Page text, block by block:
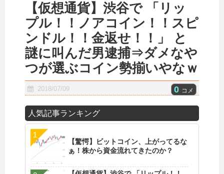
【仮想通貨】渋谷で 「リッ
プル！！ノアコイン！！スピ
ンドル！！金返せ！！」 と
謎に叫んだ男逮捕⇒ダメなや
つが選ぶコイン勢揃いやなｗ
2018/07/09 0 コメ
人気記事ランキング
【驚愕】ビットコイン、上がってるな
ぁ！株から資金流れてきたのか？